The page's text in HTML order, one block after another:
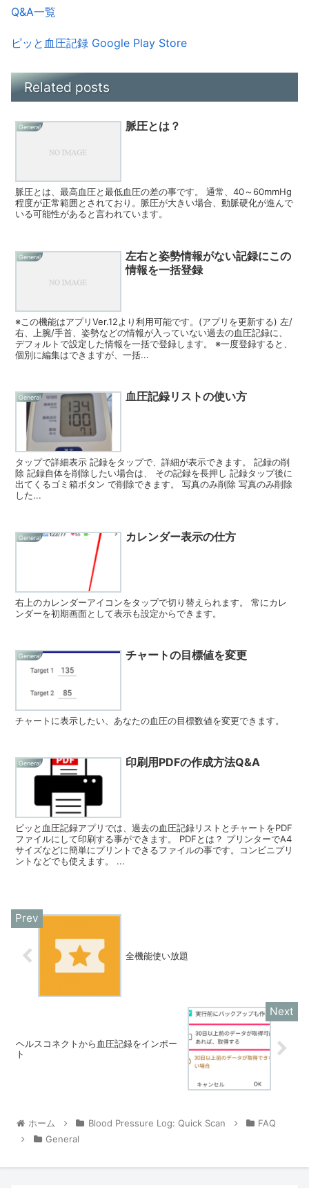
Q&A一覧
ピッと血圧記録 Google Play Store
Related posts
General 脈圧とは？
脈圧とは、最高血圧と最低血圧の差の事です。 通常、40～60mmHg
程度が正常範囲とされており。脈圧が大きい場合、動脈硬化が進んで
いる可能性があると言われています。
General
左右と姿勢情報がない記録にこの
情報を一括登録
※この機能はアプリVer.12より利用可能です。(アプリを更新する) 左/
右、上腕/手首、姿勢などの情報が入っていない過去の血圧記録に、
デフォルトで設定した情報を一括で登録します。 ※一度登録すると、
個別に編集はできますが、一括...
General 血圧記録リストの使い方
タップで詳細表示 記録をタップで、詳細が表示できます。 記録の削
除 記録自体を削除したい場合は、 その記録を長押し 記録タップ後に
出てくるゴミ箱ボタン で削除できます。 写真のみ削除 写真のみ削除
した...
General カレンダー表示の仕方
右上のカレンダーアイコンをタップで切り替えられます。 常にカレ
ンダーを初期画面として表示も設定からできます。
General チャートの目標値を変更
チャートに表示したい、あなたの血圧の目標数値を変更できます。
General 印刷用PDFの作成方法Q&A
ピッと血圧記録アプリでは、過去の血圧記録リストとチャートをPDF
ファイルにして印刷する事ができます。 PDFとは？ プリンターでA4
サイズなどに簡単にプリントできるファイルの事です。コンビニプリ
ントなどでも使えます。 ...
全機能使い放題
ヘルスコネクトから血圧記録をインポー
ト
ホーム Blood Pressure Log: Quick Scan
FAQ
General